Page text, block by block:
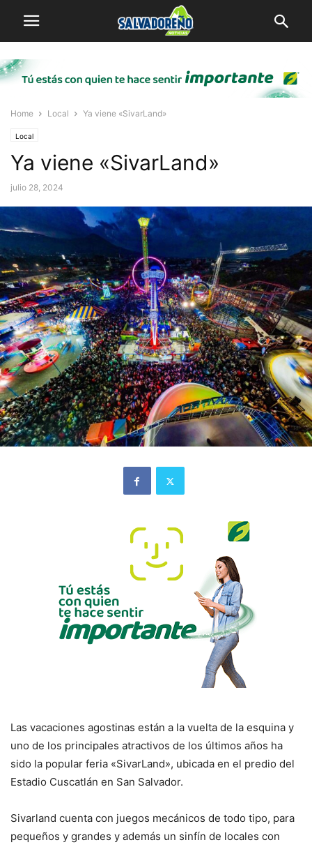
Home Local Ya viene «SivarLand»
Local
Ya viene «SivarLand»
julio 28, 2024
Las vacaciones agostinas están a la vuelta de la esquina y
uno de los principales atractivos de los últimos años ha
sido la popular feria «SivarLand», ubicada en el predio del
Estadio Cuscatlán en San Salvador.
Sivarland cuenta con juegos mecánicos de todo tipo, para
pequeños y grandes y además un sinfín de locales con